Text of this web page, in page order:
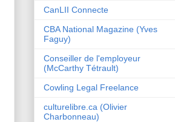
CanLII Connecte
CBA National Magazine (Yves
Faguy)
Conseiller de l'employeur
(McCarthy Tétrault)
Cowling Legal Freelance
culturelibre.ca (Olivier
Charbonneau)